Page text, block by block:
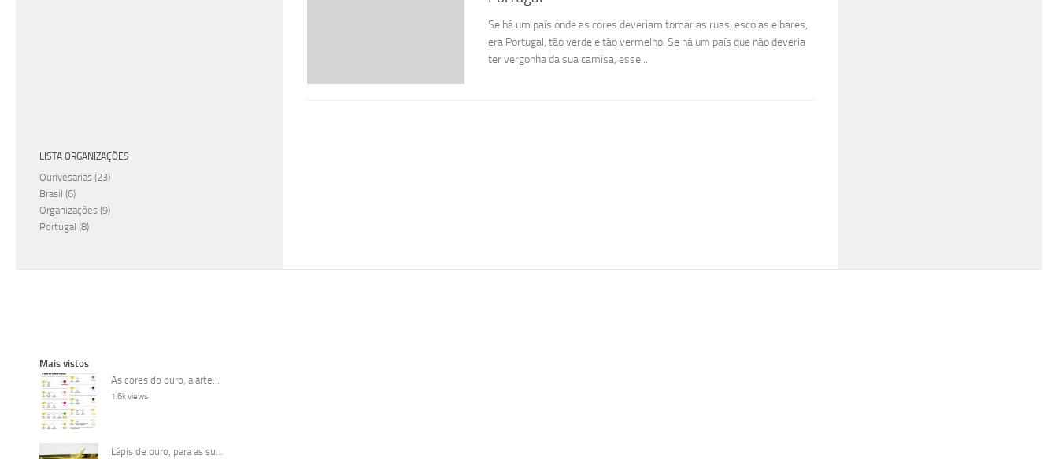
Se há um país onde as cores deveriam tomar as ruas, escolas e bares,
era Portugal, tão verde e tão vermelho. Se há um país que não deveria
ter vergonha da sua camisa, esse...
LISTA ORGANIZAÇÕES
Ourivesarias (23)
Brasil (6)
Organizações (9)
Portugal (8)
Mais vistos
As cores do ouro, a arte...
1.6k views
Lápis de ouro, para as su...